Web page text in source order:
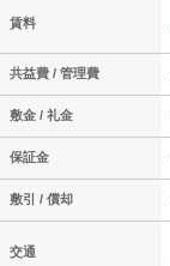
賃料
共益費 / 管理費
敷金 / 礼金
保証金
敷引 / 償却
交通